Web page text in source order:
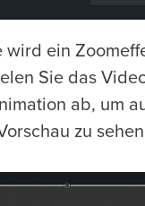
wird ein
Sie das
ab, um
zu